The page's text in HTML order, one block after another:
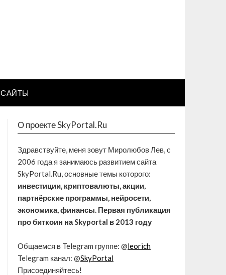
САЙТЫ
О проекте SkyPortal.Ru
Здравствуйте, меня зовут Миролюбов Лев, с
2006 года я занимаюсь развитием сайта
SkyPortal.Ru, основные темы которого:
инвестиции, криптовалюты, акции,
партнёрские программы, нейросети,
экономика, финансы. Первая публикация
про биткоин на Skyportal в 2013 году
Общаемся в Telegram группе: @leorich
Telegram канал: @SkyPortal
Присоединяйтесь!